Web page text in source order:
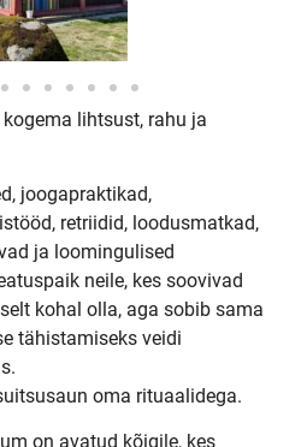
lihtsust, rahu ja
joogapraktikad,
retriidid, loodusmatkad,
ja loomingulised
neile, kes soovivad
kohal olla, aga sobib sama
tähistamiseks veidi
oma rituaalidega.
on avatud kõigile, kes